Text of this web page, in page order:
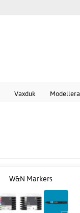
Vaxduk Modellera
W&N Markers